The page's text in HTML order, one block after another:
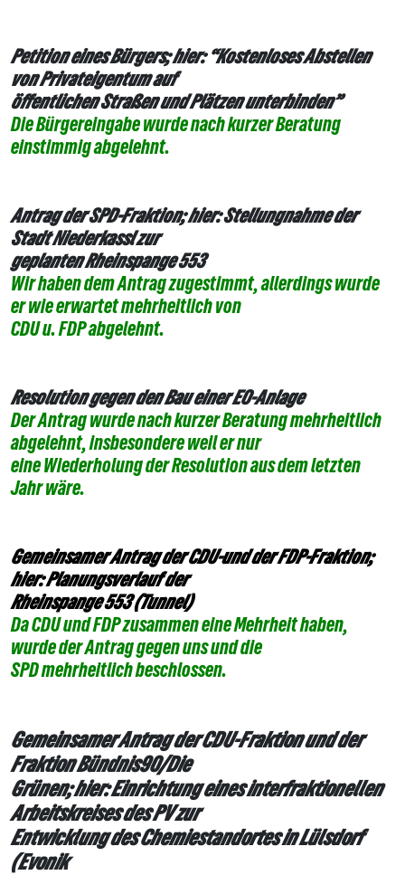
Petition eines Bürgers; hier: “Kostenloses Abstellen
von Privateigentum auf
öffentlichen Straßen und Plätzen unterbinden”
Die Bürgereingabe wurde nach kurzer Beratung
einstimmig abgelehnt.
Antrag der SPD-Fraktion; hier: Stellungnahme der
Stadt Niederkassl zur
geplanten Rheinspange 553
Wir haben dem Antrag zugestimmt, allerdings wurde
er wie erwartet mehrheitlich von
CDU u. FDP abgelehnt.
Resolution gegen den Bau einer EO-Anlage
Der Antrag wurde nach kurzer Beratung mehrheitlich
abgelehnt, insbesondere weil er nur
eine Wiederholung der Resolution aus dem letzten
Jahr wäre.
Gemeinsamer Antrag der CDU-und der FDP-Fraktion;
hier: Planungsverlauf der
Rheinspange 553 (Tunnel)
Da CDU und FDP zusammen eine Mehrheit haben,
wurde der Antrag gegen uns und die
SPD mehrheitlich beschlossen.
Gemeinsamer Antrag der CDU-Fraktion und der
Fraktion Bündnis90/Die
Grünen; hier: Einrichtung eines interfraktionellen
Arbeitskreises des PV zur
Entwicklung des Chemiestandortes in Lülsdorf
(Evonik